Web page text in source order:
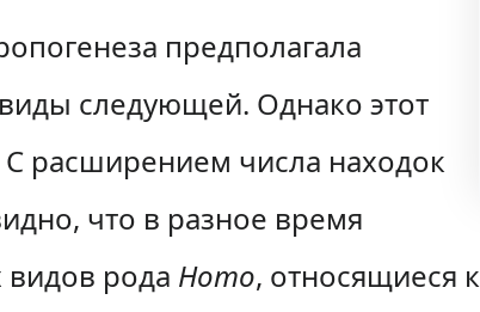
предполагала
следующей. Однако этот
расширением числа находок
что в разное время
видов рода Homo, относящиеся к